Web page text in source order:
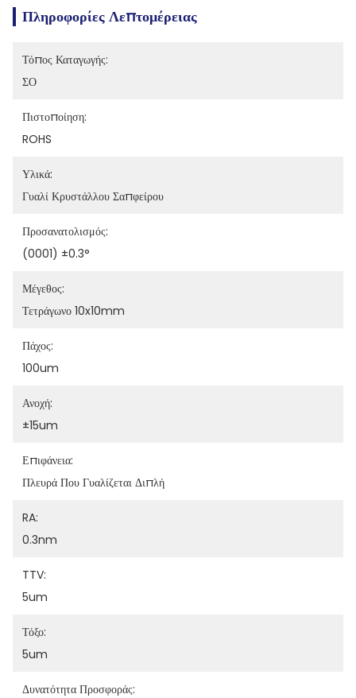
Πληροφορίες Λεπτομέρειας
Τόπος Καταγωγής:
ΣΟ
Πιστοποίηση:
ROHS
Υλικά:
Γυαλί Κρυστάλλου Σαπφείρου
Προσανατολισμός:
(0001) ±0.3°
Μέγεθος:
Τετράγωνο 10x10mm
Πάχος:
100um
Ανοχή:
±15um
Επιφάνεια:
Πλευρά Που Γυαλίζεται Διπλή
RA:
0.3nm
TTV:
5um
Τόξο:
5um
Δυνατότητα Προσφοράς: